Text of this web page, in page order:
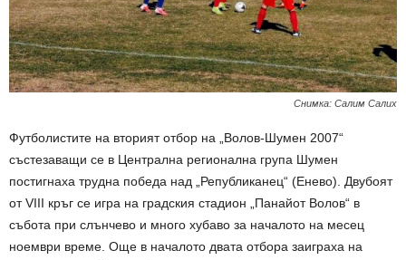
Снимка: Салим Салих
Футболистите на вторият отбор на „Волов-Шумен 2007“
състезаващи се в Централна регионална група Шумен
постигнаха трудна победа над „Републиканец“ (Енево). Двубоят
от VIII кръг се игра на градския стадион „Панайот Волов“ в
събота при слънчево и много хубаво за началото на месец
ноември време. Още в началото двата отбора заиграха на